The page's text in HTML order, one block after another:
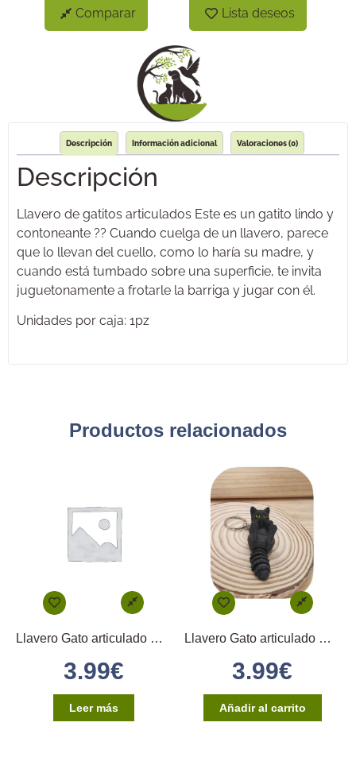
Comparar Lista deseos
Descripción Información adicional Valoraciones (0)
Descripción
Llavero de gatitos articulados Este es un gatito lindo y
contoneante ?? Cuando cuelga de un llavero, parece
que lo llevan del cuello, como lo haría su madre, y
cuando está tumbado sobre una superficie, te invita
juguetonamente a frotarle la barriga y jugar con él.
Unidades por caja: 1pz
Productos relacionados
Llavero Gato articulado B S Gris Oscuro y Blanco
3.99€
Leer más
Llavero Gato articulado Panza Arriba Negro
3.99€
Añadir al carrito